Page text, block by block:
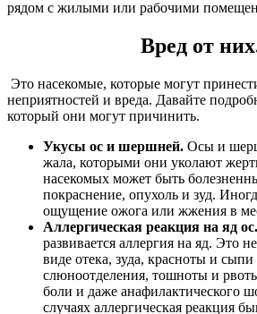
рядом с жилыми или рабочими
Вред от
Это насекомые, которые могут
неприятностей и вреда. Давайте
который они могут причинить.
Укусы ос и шершней. Осы и
жала, которыми они уколают
насекомых может быть
покраснение, опухоль и зуд.
ощущение ожога или жжения в
Аллергическая реакция на яд ос.
развивается аллергия на яд. Это
виде отека, зуда, красноты и
слюноотделения, тошноты и
боли и даже анафилактического
случаях аллергическая реакция